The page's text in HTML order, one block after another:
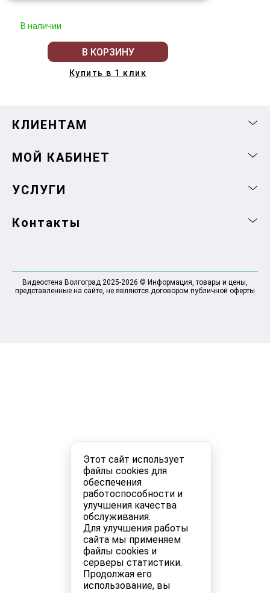
Этот сайт использует
файлы cookies для
обеспечения
работоспособности и
улучшения качества
обслуживания.
Для улучшения работы
сайта мы применяем
файлы cookies и
серверы статистики.
Продолжая его
использование, вы
В наличии
В КОРЗИНУ
Купить в 1 клик
КЛИЕНТАМ
МОЙ КАБИНЕТ
УСЛУГИ
Контакты
Видеостена Волгоград 2025-2026 © Информация, товары и цены,
представленные на сайте, не являются договором публичной оферты